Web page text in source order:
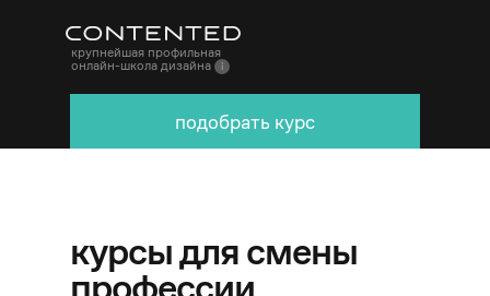
подобрать курс
крупнейшая профильная
онлайн-школа дизайна
курсы для смены